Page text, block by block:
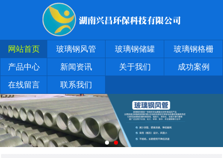
网站首页 玻璃钢风管 玻璃钢储罐 玻璃钢格栅
产品中心 新闻资讯 关于我们 成功案例
在线留言 联系我们